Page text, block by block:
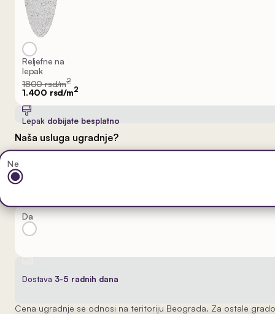
Reljefne na
lepak
1800 rsd/m2
1.400 rsd/m2
Lepak dobijate besplatno
Naša usluga ugradnje?
Ne
Da
Dostava 3-5 radnih dana
Cena ugradnje se odnosi na teritoriju Beograda. Za ostale